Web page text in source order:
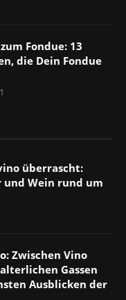
Fondue: 13
die Dein Fondue
überrascht:
und Wein rund um
Zwischen Vino
Gassen
Ausblicken der